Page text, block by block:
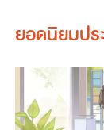
ยอดนิยมป